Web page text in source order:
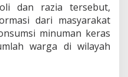
dan razia tersebut,
dari masyarakat
minuman keras
warga di wilayah